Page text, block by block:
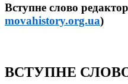
Вступне слово
movahistory.org.ua)
ВСТУПНЕ